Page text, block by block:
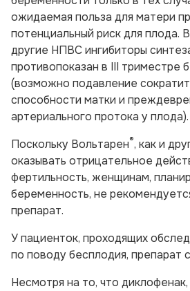
ожидаемая польза для матери
потенциальный риск для плода.
другие НПВС ингибиторы
противопоказан в III триместре
(возможно подавление
способности матки и
артериального протока у плода).
Поскольку Вольтарен®, как и
оказывать отрицательное
фертильность, женщинам,
беременность, не
препарат.
У пациенток, проходящих
по поводу бесплодия, препарат
Несмотря на то, что